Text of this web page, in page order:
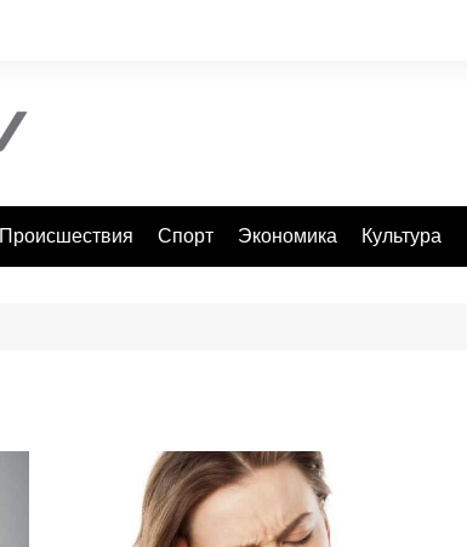
Происшествия Спорт Экономика Культура